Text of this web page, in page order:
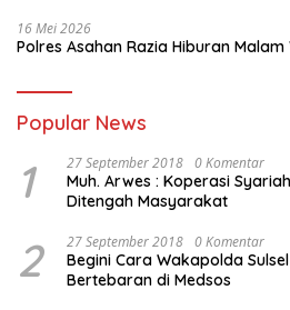
16 Mei 2026
Polres Asahan Razia Hiburan Malam
Popular News
1 27 September 2018 0 Komentar
Muh. Arwes : Koperasi
Ditengah Masyarakat
2 27 September 2018 0 Komentar
Begini Cara Wakapolda
Bertebaran di Medsos